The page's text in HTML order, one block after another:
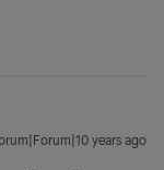
years ago